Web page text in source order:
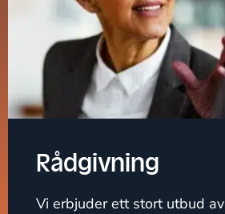
Rådgivning
Vi erbjuder ett stort utbud av